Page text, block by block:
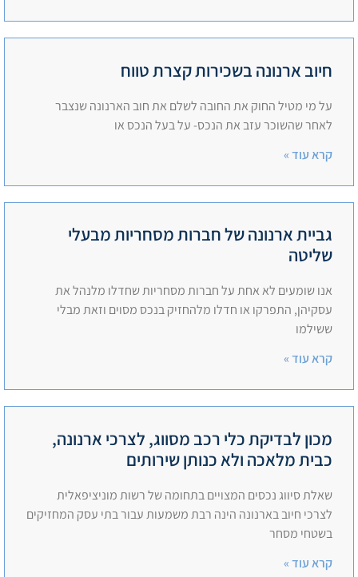
חיוב ארנונה בשכירות קצרת טווח
על מי מטיל החוק את החובה לשלם את חוב הארנונה שנצבר
לאחר שהשוכר עזב את הנכס- על בעל הנכס או
קרא עוד »
גביית ארנונה של חברות מסחריות מבעלי
שליטה
אנו שומעים לא אחת על חברות מסחריות שחדלו מלנהל את
עסקיהן, התפרקו או חדלו מלהחזיק בנכס מסוים וזאת מבלי
ששילמו
קרא עוד »
מכון לבדיקת כלי רכב מסווג, לצרכי ארנונה,
כבית מלאכה ולא כנותן שירותים
שאלת סיווג נכסים המצויים בתחומה של רשות מוניציפאלית
לצרכי חיוב בארנונה הינה רבת משמעות עבור בתי עסק המחזיקים
בשטחי מסחר
קרא עוד »